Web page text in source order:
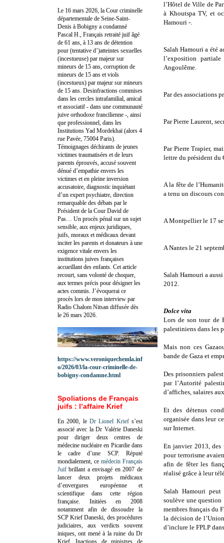
l’Hôtel de Ville de
à Khoutspa TV, et
Hamouri -.
Salah Hamouri a été
l’exposition
Angoulême.
Par des associations
Par Pierre Laurent,
Par Pierre Trapier,
lettre du président du
A la fête de
a tenu un discours
A Montpellier le 17
A Nantes le 21
Salah Hamouri a
2012.
Dolce vita
Lors de son tour de
palestiniens dans les
Mais non ces
bande de Gaza et
Des prisonniers
par l’Autorité
d’affiches, salaires
Et des détenus
organisée dans leur
sur Internet.
En janvier 2013, des
pour terrorisme
afin de fêter les
réalisé grâce à leur
Salah Hamouri
soulève une
membres français du
la décision de
d’inclure le FPLP
Le 16 mars 2026, la Cour criminelle
départementale de Seine-Saint-
Denis à Bobigny a condamné
Pascal H., Français retraité juif âgé
de 61 ans, à 13 ans de détention
pour (tentative d’)atteintes sexuelles
(incestueuse) par majeur sur
mineurs de 15 ans, corruption de
mineurs de 15 ans et viols
(incestueux) par majeur sur mineurs
de 15 ans. Desinfractions commises
dans les cercles intrafamilial, amical
et associatif - dans une communauté
juive orthodoxe francilienne -, ainsi
que professionnel, dans les
Institutions Yad Mordekhaï (alors 4
rue Pavée, 75004 Paris).
Témoignages déchirants de jeunes
victimes traumatisées et de leurs
parents éprouvés, accusé souvent
dénué d’empathie envers les
victimes et en pleine inversion
accusatoire, diagnostic inquiétant
d’un expert psychiatre, direction
remarquable des débats par le
Président de la Cour David de
Pas… Un procès pénal sur un sujet
sensible, aux enjeux juridiques,
juifs, moraux et médicaux devant
inciter les parents et donateurs à une
exigence vitale envers les
institutions juives françaises
accueillant des enfants. Cet article
recourt, sans volonté de choquer,
aux termes précis pour désigner les
actes commis. J’évoquerai ce
procès lors de mon interview par
Radio Chalom Nitsan diffusée dès
le 26 mars 2026.
https://www.veroniquechemla.inf
o/2026/03/la-cour-criminelle-de-
bobigny-condamne.html
Spoliations de Français
juifs : l’affaire Krief
En 2000, le Dr Lionel Kriefs’est
associé avec la Dr Valérie Daneski
pour diriger deux centres de
médecine nucléaire en Picardie dans
le cadre d’une SCP. Réputé
mondialement, ce médecin Français
Juif brillant a envisagé en 2007 de
lancer deux projets médicaux
d’envergures européenne et
scientifique dans cette région
française. Initiées en 2008
notamment afin de dissoudre la
SCP Krief Daneski, des procédures
judiciaires, aux verdicts souvent
iniques, ont mené à la ruine du Dr
Krief.Inactions de ministres de